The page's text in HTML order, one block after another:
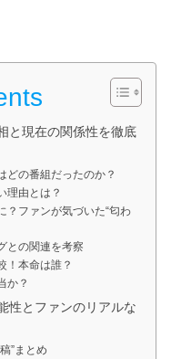
と現在の関係性を徹底
どの番組だったのか？
理由とは？
？ファンが気づいた“匂わ
との関連を考察
！本命は誰？
か？
性とファンのリアルな
”まとめ